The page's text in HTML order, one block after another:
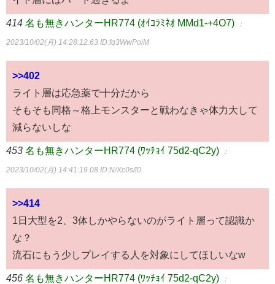
414 名も無きハンターHR774 (ｵｲｺﾗﾐﾈｵ MMd1-+4O7) ：
2023/10/02(月) 14:28:12.63 ID:fq3WwPoiM
>>402
ライト層は応急薬で十分だから
そもそも同格～格上モンスターと戦わなきゃ体力大して
減らないしな
453 名も無きハンターHR774 (ﾜｯﾁｮｲ 75d2-qC2y) ：
2023/10/02(月) 14:41:19.08 ID:N/Xc0s/l0
>>414
1日大型を2、3体しかやらないのがライト層って認識か
な？
流石にもう少しプレイする人を対象にしてほしいなw
456 名も無きハンターHR774 (ﾜｯﾁｮｲ 75d2-qC2y) ：